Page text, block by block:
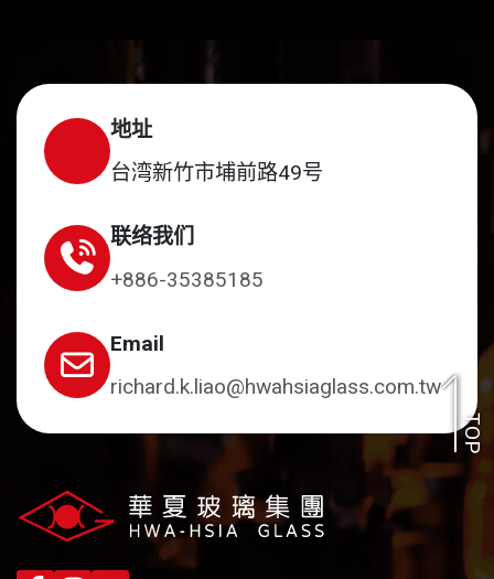
TOP
地址
台湾新竹市埔前路49号
联络我们
+886-35385185
Email
richard.k.liao@hwahsiaglass.com.tw